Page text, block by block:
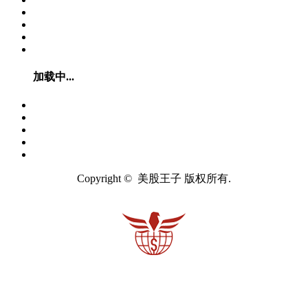
加载中...
Copyright © 美股王子 版权所有.